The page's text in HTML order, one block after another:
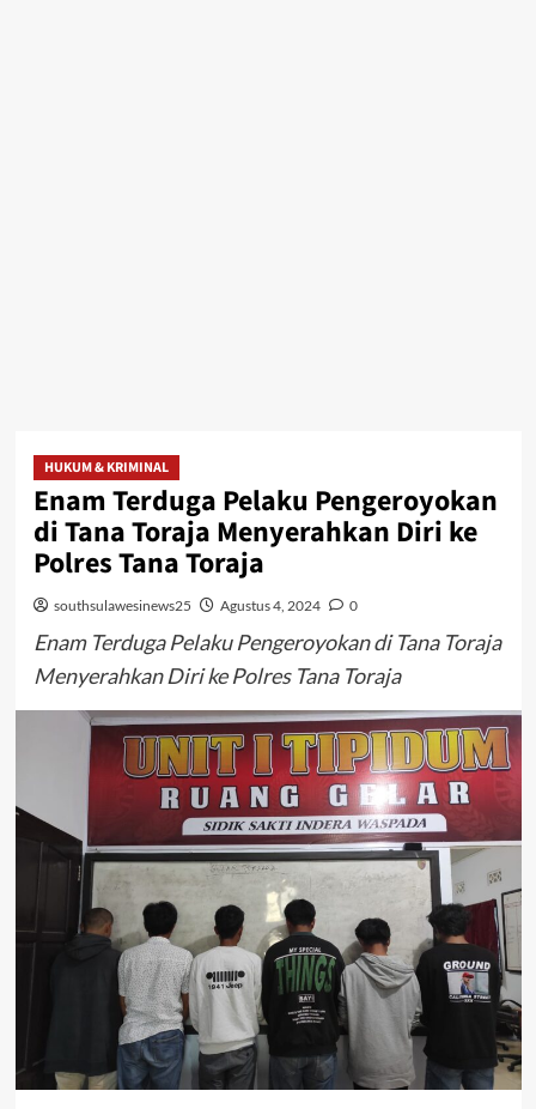
HUKUM & KRIMINAL
Enam Terduga Pelaku Pengeroyokan
di Tana Toraja Menyerahkan Diri ke
Polres Tana Toraja
southsulawesinews25 Agustus 4, 2024 0
Enam Terduga Pelaku Pengeroyokan di Tana Toraja
Menyerahkan Diri ke Polres Tana Toraja